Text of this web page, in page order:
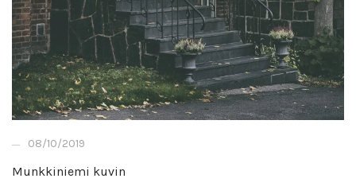
08/10/2019
Munkkiniemi kuvin